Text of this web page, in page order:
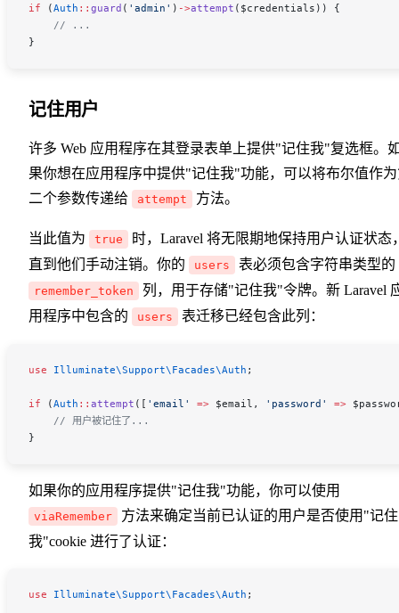
if (Auth :: guard ( 'admin' ) ->attempt ( $credentials )) {
    // ...
}
记住用户
许多 Web 应用程序在其登录表单上提供"记住我"复选框。
果你想在应用程序中提供"记住我"功能，可以将布尔值作
二个参数传递给
attempt 方法。
当此值为 true
时，Laravel 将无限期地保持用户认证状态
直到他们手动注销。你的
users 表必须包含字符串类型的
remember_token
列，用于存储"记住我"令牌。新 Laravel
用程序中包含的
users 表迁移已经包含此列：
use Illuminate\Support\Facades\Auth ;
if (Auth :: attempt ([ 'email' => $email , 'password' =>
    // 用户被记住了...
}
如果你的应用程序提供"记住我"功能，你可以使用
viaRemember
方法来确定当前已认证的用户是否使用"记住
我"cookie 进行了认证：
use Illuminate\Support\Facades\Auth ;